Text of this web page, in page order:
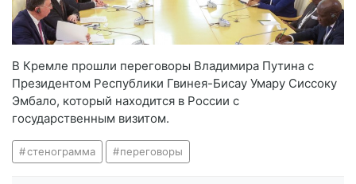
В Кремле прошли переговоры Владимира Путина с
Президентом Республики Гвинея-Бисау Умару Сиссоку
Эмбало, который находится в России с
государственным визитом.
стенограмма переговоры